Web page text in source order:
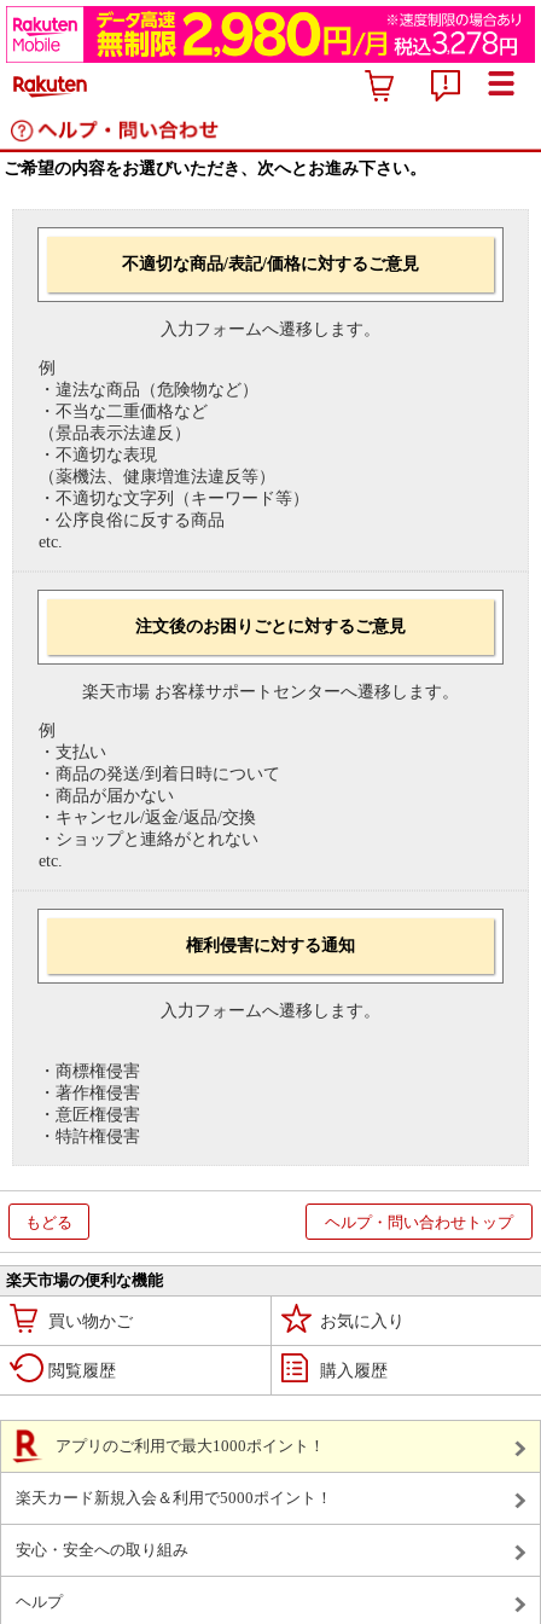
ご希望の内容をお選びいただき、次へとお進み下さい。
不適切な商品/表記/価格に対するご意見
入力フォームへ遷移します。
例
・違法な商品（危険物など）
・不当な二重価格など
（景品表示法違反）
・不適切な表現
（薬機法、健康増進法違反等）
・不適切な文字列（キーワード等）
・公序良俗に反する商品
etc.
注文後のお困りごとに対するご意見
楽天市場 お客様サポートセンターへ遷移します。
例
・支払い
・商品の発送/到着日時について
・商品が届かない
・キャンセル/返金/返品/交換
・ショップと連絡がとれない
etc.
権利侵害に対する通知
入力フォームへ遷移します。
・商標権侵害
・著作権侵害
・意匠権侵害
・特許権侵害
もどる ヘルプ・問い合わせトップ
楽天市場の便利な機能
買い物かご お気に入り
閲覧履歴 購入履歴
アプリのご利用で最大1000ポイント！
楽天カード新規入会＆利用で5000ポイント！
安心・安全への取り組み
ヘルプ